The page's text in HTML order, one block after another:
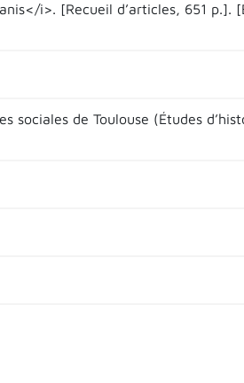
i>. [Recueil d’articles, 651 p.].
sociales de Toulouse (Études